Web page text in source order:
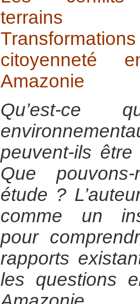
terrains
citoyenneté
Amazonie
Qu’est-ce
peuvent-ils
Que
étude ?
comme un
pour
rapports
les questions